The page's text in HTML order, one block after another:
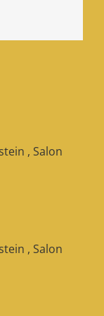
, Salon
, Salon